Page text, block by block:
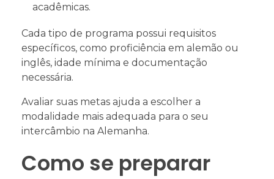
acadêmicas.
Cada tipo de programa possui requisitos
específicos, como proficiência em alemão ou
inglês, idade mínima e documentação
necessária.
Avaliar suas metas ajuda a escolher a
modalidade mais adequada para o seu
intercâmbio na Alemanha.
Como se preparar